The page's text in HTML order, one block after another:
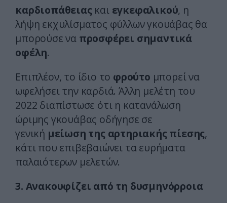
καρδιοπάθειας και εγκεφαλικού, η
λήψη εκχυλίσματος φύλλων γκουάβας θα
μπορούσε να προσφέρει σημαντικά
οφέλη.
Επιπλέον, το ίδιο το φρούτο μπορεί να
ωφελήσει την καρδιά. Άλλη μελέτη του
2022 διαπίστωσε ότι η κατανάλωση
ώριμης γκουάβας οδήγησε σε
γενική μείωση της αρτηριακής πίεσης,
κάτι που επιβεβαιώνει τα ευρήματα
παλαιότερων μελετών.
3. Aνακουφίζει από τη δυσμηνόρροια